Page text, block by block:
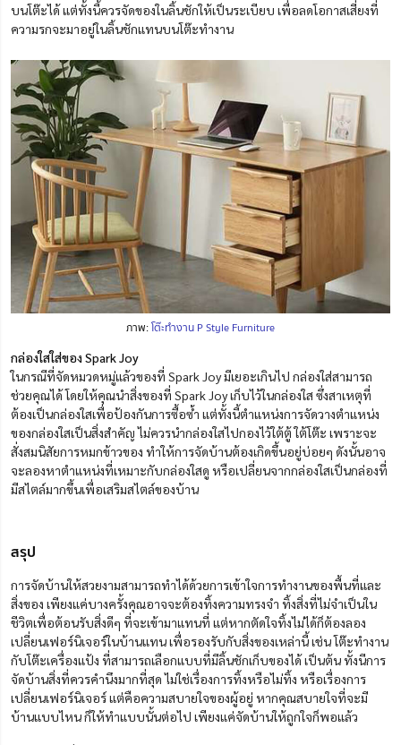
บนโต๊ะได้ แต่ทั้งนี้ควรจัดของในลิ้นชักให้เป็นระเบียบ เพื่อลดโอกาสเสี่ยงที่
ความรกจะมาอยู่ในลิ้นชักแทนบนโต๊ะทำงาน
ภาพ:โต๊ะทำงาน P Style Furniture
กล่องใสใส่ของ Spark Joy
ในกรณีที่จัดหมวดหมู่แล้วของที่ Spark Joy มีเยอะเกินไป กล่องใส่สามารถ
ช่วยคุณได้ โดยให้คุณนำสิ่งของที่ Spark Joy เก็บไว้ในกล่องใส ซึ่งสาเหตุที่
ต้องเป็นกล่องใสเพื่อป้องกันการซื้อซ้ำ แต่ทั้งนี้ตำแหน่งการจัดวางตำแหน่ง
ของกล่องใสเป็นสิ่งสำคัญ ไม่ควรนำกล่องใสไปกองไว้ใต้ตู้ ใต้โต๊ะ เพราะจะ
สั่งสมนิสัยการหมกข้าวของ ทำให้การจัดบ้านต้องเกิดขึ้นอยู่บ่อยๆ ดังนั้นอาจ
จะลองหาตำแหน่งที่เหมาะกับกล่องใสดู หรือเปลี่ยนจากกล่องใสเป็นกล่องที่
มีสไตล์มากขึ้นเพื่อเสริมสไตล์ของบ้าน
สรุป
การจัดบ้านให้สวยงามสามารถทำได้ด้วยการเข้าใจการทำงานของพื้นที่และ
สิ่งของ เพียงแค่บางครั้งคุณอาจจะต้องทิ้งความทรงจำ ทิ้งสิ่งที่ไม่จำเป็นใน
ชีวิตเพื่อต้อนรับสิ่งดีๆ ที่จะเข้ามาแทนที่ แต่หากตัดใจทิ้งไม่ได้ก็ต้องลอง
เปลี่ยนเฟอร์นิเจอร์ในบ้านแทน เพื่อรองรับกับสิ่งของเหล่านี้ เช่น โต๊ะทำงาน
กับโต๊ะเครื่องแป้ง ที่สามารถเลือกแบบที่มีลิ้นชักเก็บของได้ เป็นต้น ทั้งนีการ
จัดบ้านสิ่งที่ควรคำนึงมากที่สุด ไม่ใช่เรื่องการทิ้งหรือไม่ทิ้ง หรือเรื่องการ
เปลี่ยนเฟอร์นิเจอร์ แต่คือความสบายใจของผู้อยู่ หากคุณสบายใจที่จะมี
บ้านแบบไหน ก็ให้ทำแบบนั้นต่อไป เพียงแค่จัดบ้านให้ถูกใจก็พอแล้ว